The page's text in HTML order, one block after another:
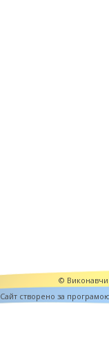
©
Cайт створено за